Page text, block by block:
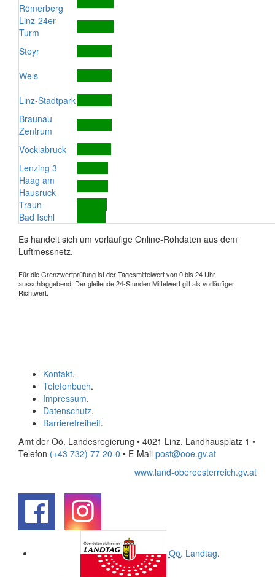
Römerberg
Linz-24er-
Turm
Steyr
Wels
Linz-Stadtpark
Braunau
Zentrum
Vöcklabruck
Lenzing 3
Haag am
Hausruck
Traun
Bad Ischl
Es handelt sich um vorläufige Online-Rohdaten aus dem
Luftmessnetz.
Für die Grenzwertprüfung ist der Tagesmittelwert von 0 bis 24 Uhr
ausschlaggebend. Der gleitende 24-Stunden Mittelwert gilt als vorläufiger
Richtwert.
Kontakt.
Telefonbuch.
Impressum.
Datenschutz.
Barrierefreiheit.
Amt der Oö. Landesregierung • 4021 Linz, Landhausplatz 1 •
Telefon (+43 732) 77 20-0 • E-Mail post@ooe.gv.at
www.land-oberoesterreich.gv.at
Oö. Landtag.